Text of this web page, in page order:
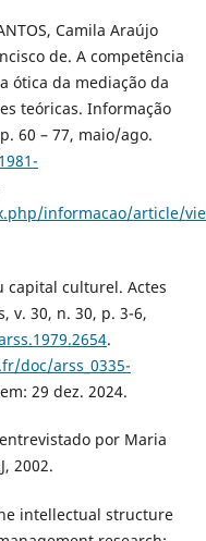
Camila Araújo
de. A competência
ótica da mediação da
teóricas. Informação
60 – 77, maio/ago.
informacao/article/
capital culturel. Actes
v. 30, n. 30, p. 3-6,
.
doc/arss_0335-
29 dez. 2024.
por Maria
2002.
intellectual structure